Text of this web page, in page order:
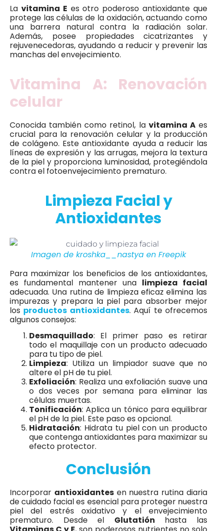
La vitamina E es otro poderoso antioxidante que
protege las células de la oxidación, actuando como
una barrera natural contra la radiación solar.
Además, posee propiedades cicatrizantes y
rejuvenecedoras, ayudando a reducir y prevenir las
manchas del envejecimiento.
Vitamina A: Renovación
celular
Conocida también como retinol, la vitamina Aes
crucial para la renovación celular y la producción
de colágeno. Este antioxidante ayuda a reducir las
líneas de expresión y las arrugas, mejora la textura
de la piel y proporciona luminosidad, protegiéndola
contra el fotoenvejecimiento prematuro.
Limpieza Facial y
Antioxidantes
Imagen de kroshka__nastya en Freepik
Para maximizar los beneficios de los antioxidantes,
es fundamental mantener una limpieza facial
adecuada. Una rutina de limpieza eficaz elimina las
impurezas y prepara la piel para absorber mejor
los productos antioxidantes. Aquí te ofrecemos
algunos consejos:
Desmaquillado: El primer paso es retirar
todo el maquillaje con un producto adecuado
para tu tipo de piel.
Limpieza: Utiliza un limpiador suave que no
altere el pH de tu piel.
Exfoliación: Realiza una exfoliación suave una
o dos veces por semana para eliminar las
células muertas.
Tonificación: Aplica un tónico para equilibrar
el pH de la piel. Este paso es opcional.
Hidratación: Hidrata tu piel con un producto
que contenga antioxidantes para maximizar su
efecto protector.
Conclusión
Incorporar antioxidantesen nuestra rutina diaria
de cuidado facial es esencial para proteger nuestra
piel del estrés oxidativo y el envejecimiento
prematuro. Desde el Glutatión hasta las